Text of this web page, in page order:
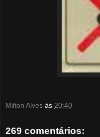
Milton Alves às 20:40
269 comentários: